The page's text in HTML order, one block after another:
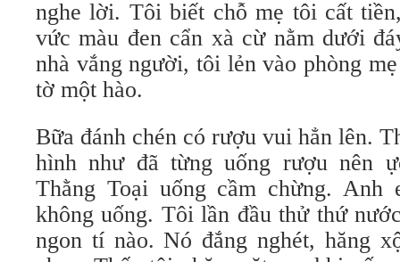
nghe lời. Tôi biết chỗ mẹ tôi cất
vức màu đen cẩn xà cừ nằm dưới
nhà vắng người, tôi lẻn vào phòng
tờ một hào.
Bữa đánh chén có rượu vui hẳn lên.
hình như đã từng uống rượu nên
Thằng Toại uống cầm chừng. Anh
không uống. Tôi lần đầu thử thứ
ngon tí nào. Nó đắng nghét, hăng